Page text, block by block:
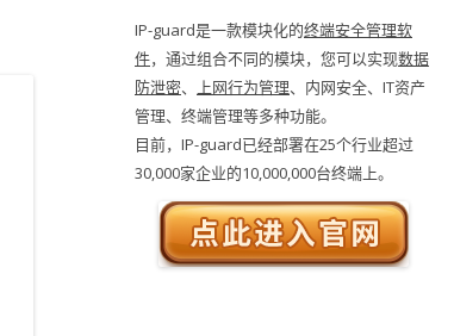
IP-guard是一款模块化的终端安全管理软
件，通过组合不同的模块，您可以实现数据
防泄密、 上网行为管理、内网安全、IT资产
管理、终端管理等多种功能。
目前，IP-guard已经部署在25个行业超过
30,000家企业的10,000,000台终端上。